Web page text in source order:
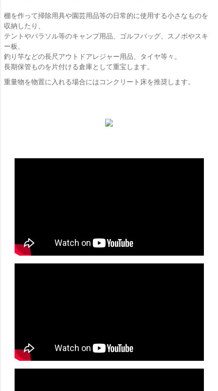
棚を作って掃除用具や園芸用品等の日常的に使用する小さなものを
収納したり、
テントやパラソル等のキャンプ用品、ゴルフバッグ、スノボやスキ
ー板、
釣り竿などの長尺アウトドアレジャー用品、タイヤ等々。
長期保管ものを片付ける倉庫として重宝します。
重量物を物置に入れる場合にはコンクリート床を推奨します。